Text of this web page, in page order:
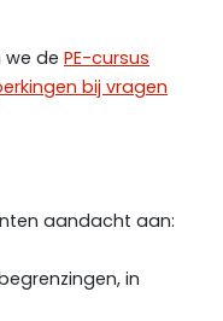
we de PE-cursus
bij vragen
aandacht aan:
in